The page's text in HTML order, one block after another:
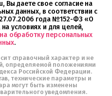
Вы даете свое согласие на
данных, в соответствии с
года №152-ФЗ «О
условиях и для целей,
обработку персональных
.
справочный характер и не
определяемой положениями
Российской Федерации.
технические параметры и
могут быть изменены
уведомления.